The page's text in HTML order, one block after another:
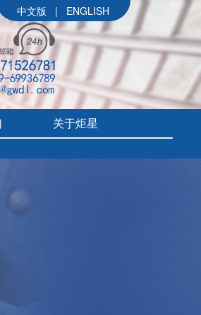
中文版 | ENGLISH
关于炬星
展信息
架构